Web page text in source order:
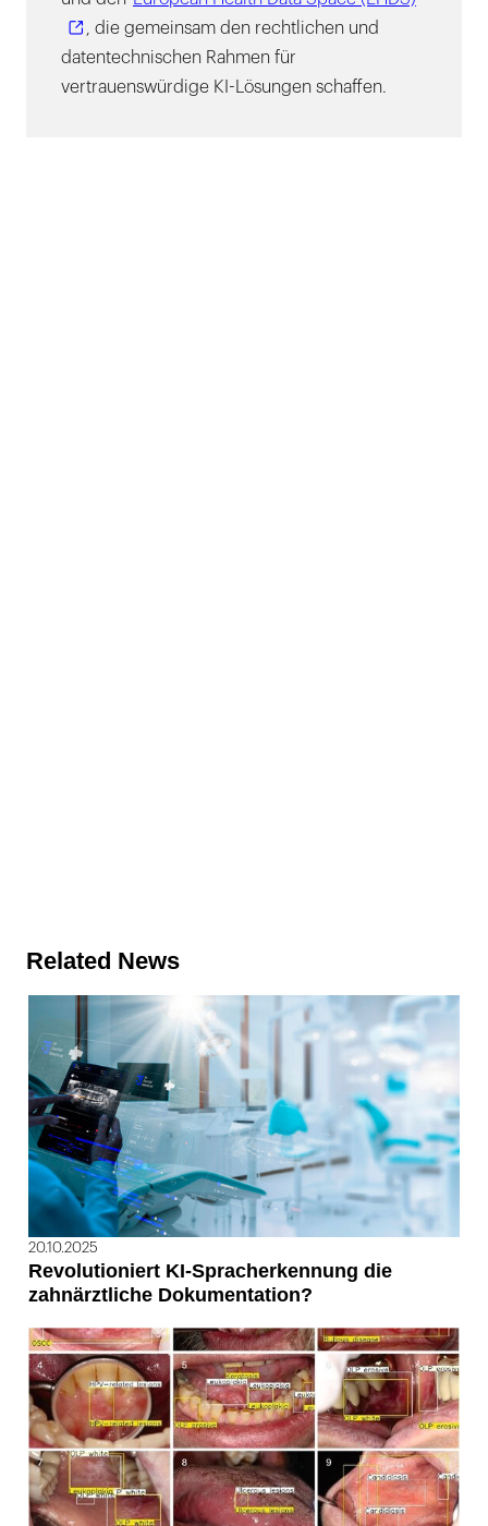
, die gemeinsam den rechtlichen und
datentechnischen Rahmen für
vertrauenswürdige KI-Lösungen schaffen.
Related News
20.10.2025
Revolutioniert KI-Spracherkennung die
zahnärztliche Dokumentation?